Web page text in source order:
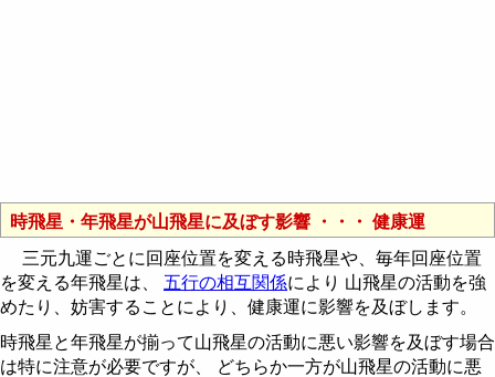
時飛星・年飛星が山飛星に及ぼす影響 ・・・ 健康運
を変える年飛星は、 五行の相互関係により 山飛星の活動を強
めたり、妨害することにより、健康運に影響を及ぼします。
時飛星と年飛星が揃って山飛星の活動に悪い影響を及ぼす場合
は特に注意が必要ですが、 どちらか一方が山飛星の活動に悪